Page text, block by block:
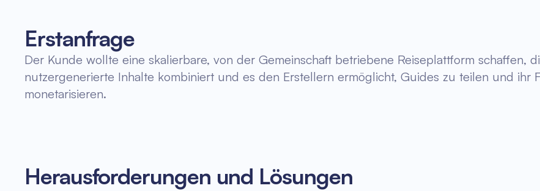
Erstanfrage
Der Kunde wollte eine skalierbare, von der Gemeinschaft betriebene Reiseplattform schaffen,
nutzergenerierte Inhalte kombiniert und es den Erstellern ermöglicht, Guides zu teilen und ihr
monetarisieren.
Herausforderungen und Lösungen